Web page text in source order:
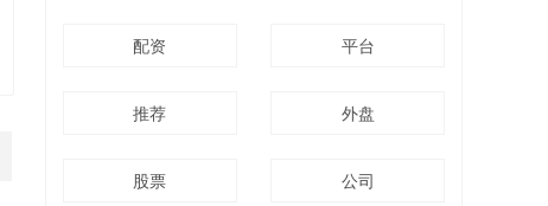
配资 平台
推荐 外盘
股票 公司